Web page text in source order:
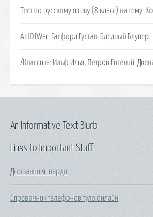
Тест по русскому языку (8 класс) на тему:
ArtOfWar. Гасфорд Густав. Бледный Блупер.
/Классика: Ильф Илья, Петров Евгений.
Links to Important Stuff
Джованни чиварди
Справочник телефонов тула онлайн
An Informative Text Blurb